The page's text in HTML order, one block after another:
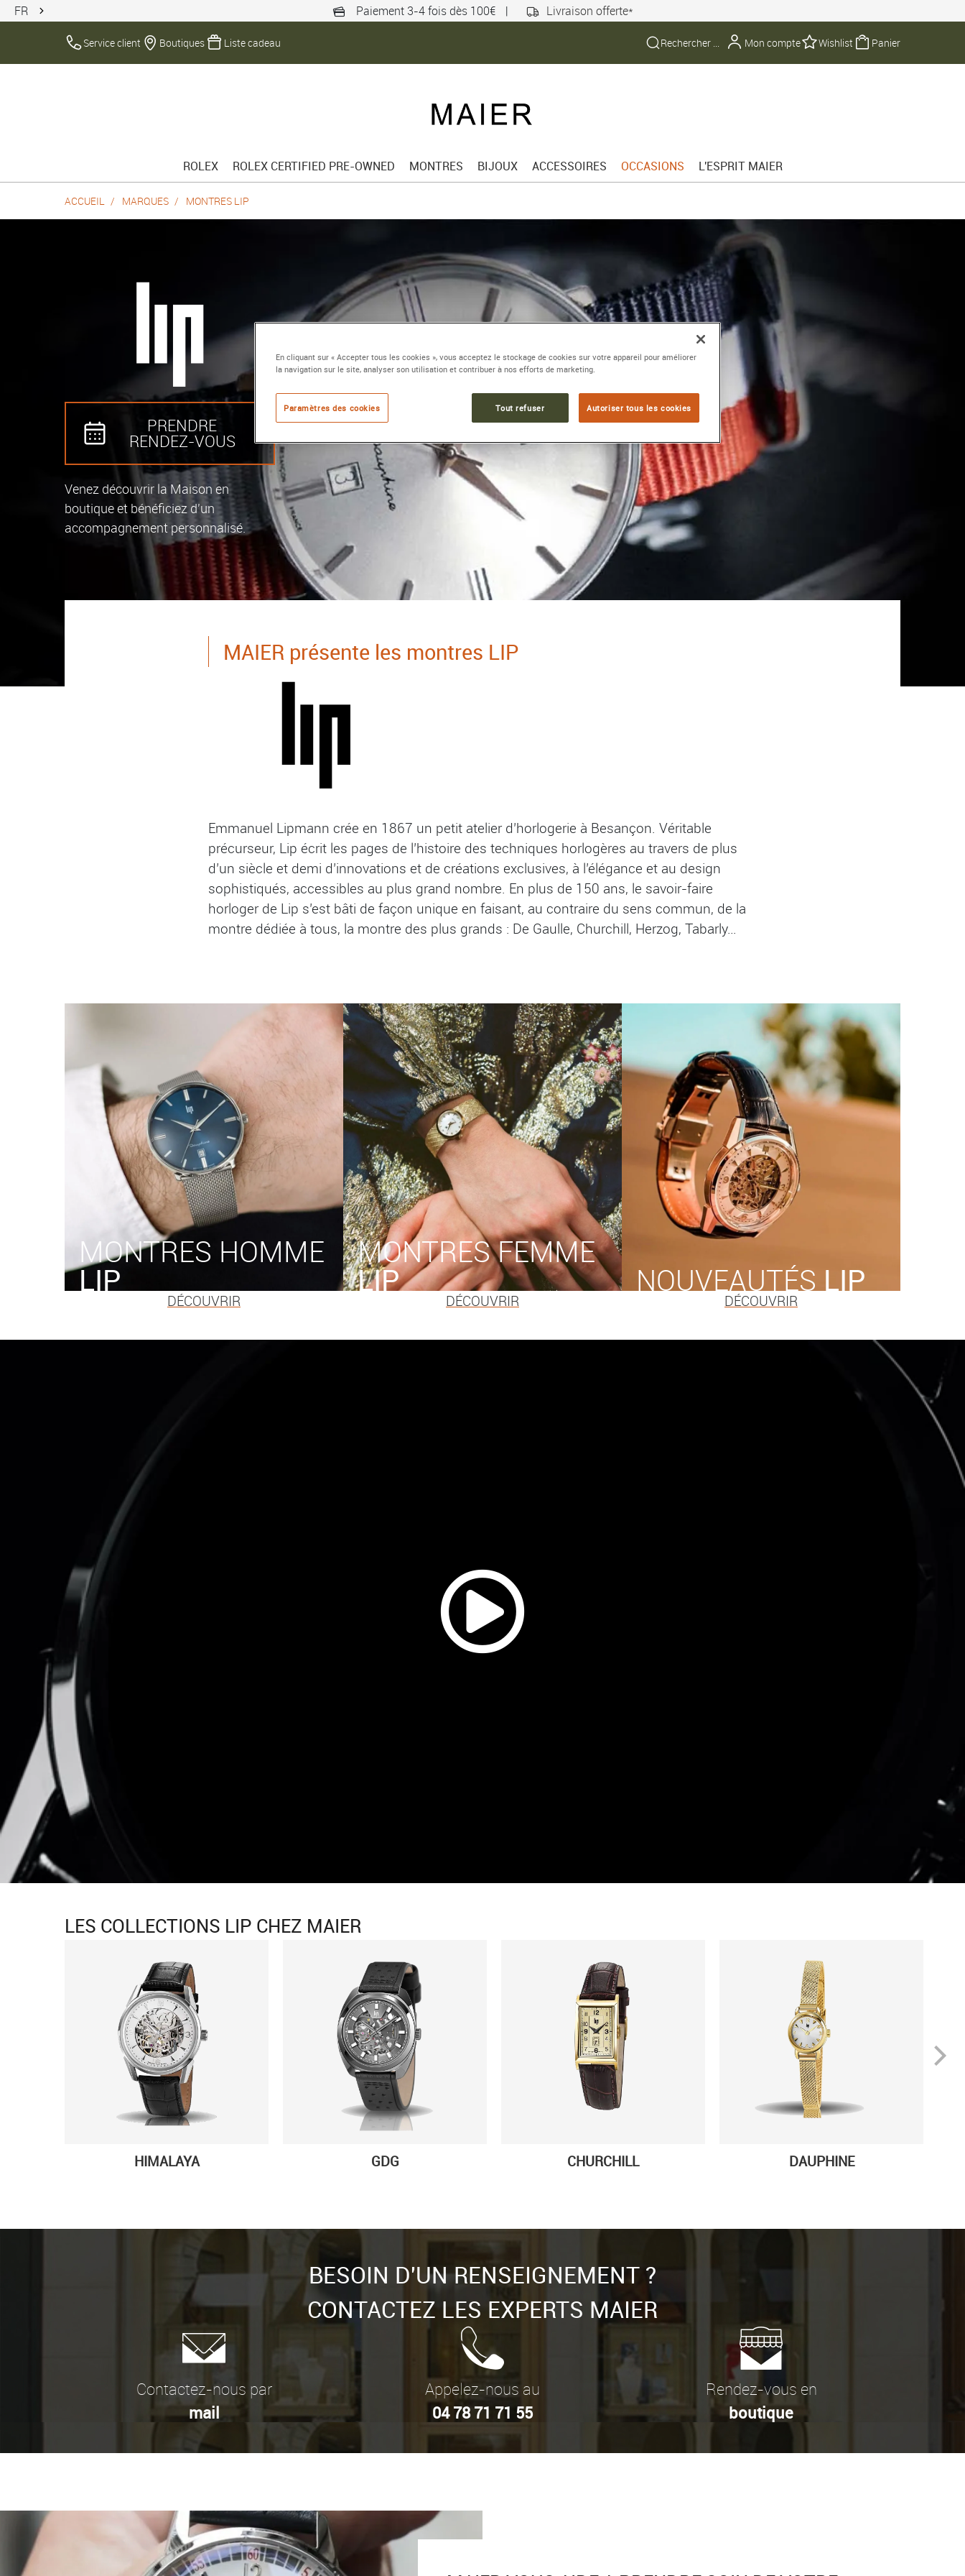
FR Paiement 3-4 fois dès 100€ | Livraison offerte*
Service client Boutiques Liste cadeau Mon compte Wishlist Panier
ROLEX ROLEX CERTIFIED PRE-OWNED MONTRES BIJOUX ACCESSOIRES OCCASIONS L'ESPRIT MAIER
ACCUEIL MARQUES MONTRES LIP
PRENDRE
RENDEZ‑VOUS
Venez découvrir la Maison en
boutique et bénéficiez d'un
accompagnement personnalisé.
MAIER présente les montres LIP
Emmanuel Lipmann crée en 1867 un petit atelier d’horlogerie à Besançon. Véritable
précurseur, Lip écrit les pages de l’histoire des techniques horlogères au travers de plus
d’un siècle et demi d’innovations et de créations exclusives, à l’élégance et au design
sophistiqués, accessibles au plus grand nombre. En plus de 150 ans, le savoir-faire
horloger de Lip s’est bâti de façon unique en faisant, au contraire du sens commun, de la
montre dédiée à tous, la montre des plus grands : De Gaulle, Churchill, Herzog, Tabarly…
MONTRES HOMME
LIP
DÉCOUVRIR
MONTRES FEMME
LIP
DÉCOUVRIR
NOUVEAUTÉSLIP
DÉCOUVRIR
LES COLLECTIONS LIP CHEZ MAIER
HIMALAYA GDG CHURCHILL DAUPHINE
BESOIN D'UN RENSEIGNEMENT ?
CONTACTEZ LES EXPERTS MAIER
Contactez-nous par
mail
Appelez-nous au
04 78 71 71 55
Rendez-vous en
boutique
En cliquant sur « Accepter tous les cookies », vous acceptez le stockage de cookies sur votre appareil pour améliorer
la navigation sur le site, analyser son utilisation et contribuer à nos efforts de marketing.
Paramètres des cookies Tout refuser Autoriser tous les cookies